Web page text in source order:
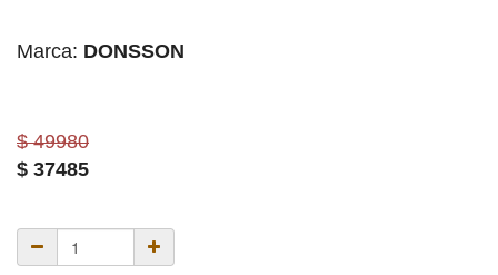
Marca: DONSSON
$ 49980
$ 37485